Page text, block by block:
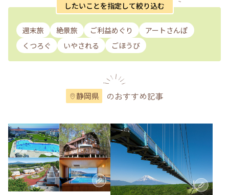
したいことを指定して絞り込む
週末旅 絶景旅 ご利益めぐり
アートさんぽ
くつろぐ
いやされる ごほうび
静岡県 のおすすめ記事